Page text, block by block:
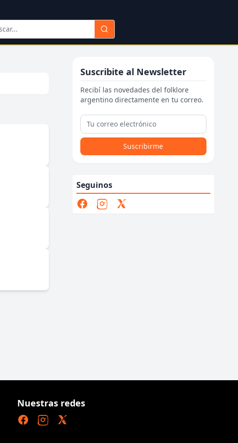
Suscribite al Newsletter
Recibí las novedades del folklore
argentino directamente en tu correo.
Suscribirme
Seguinos
Nuestras redes